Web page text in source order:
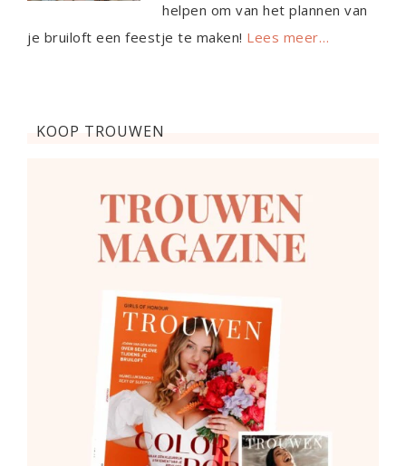
helpen om van het plannen van
je bruiloft een feestje te maken! Lees meer…
KOOP TROUWEN